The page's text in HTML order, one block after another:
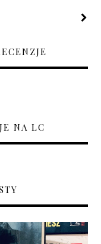
NA LC